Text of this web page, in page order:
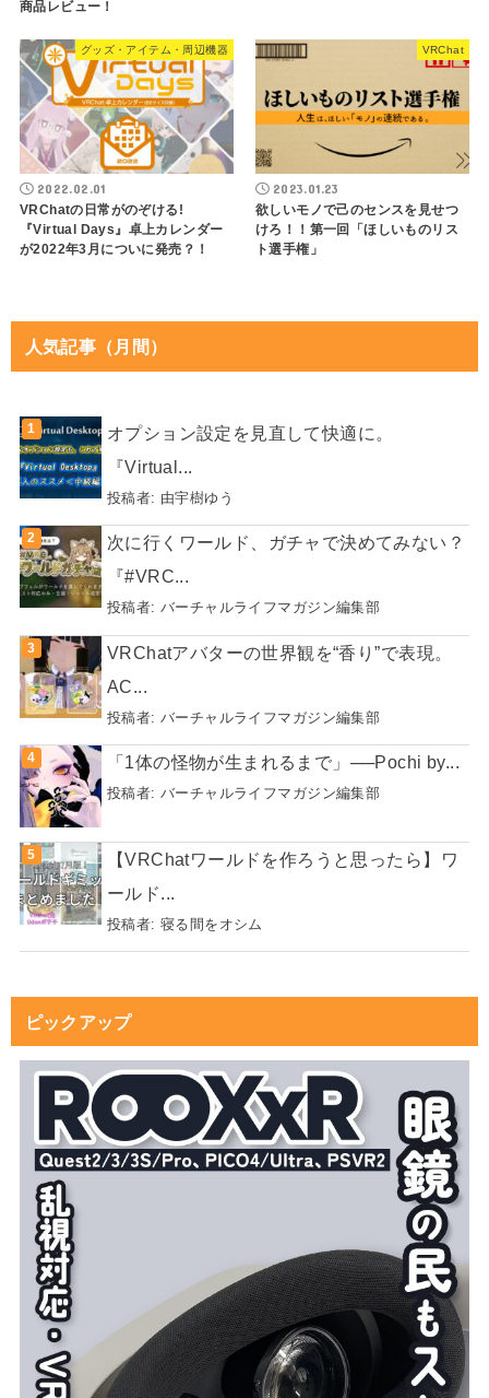
商品レビュー！
グッズ・アイテム・周辺機器
2022.02.01
VRChatの日常がのぞける!
『Virtual Days』卓上カレンダー
が2022年3月についに発売？！
VRChat
2023.01.23
欲しいモノで己のセンスを見せつ
けろ！！第一回「ほしいものリス
ト選手権」
人気記事（月間）
オプション設定を見直して快適に。
『Virtual...
投稿者: 由宇樹ゆう
次に行くワールド、ガチャで決めてみない？
『#VRC...
投稿者: バーチャルライフマガジン編集部
VRChatアバターの世界観を“香り”で表現。
AC...
投稿者: バーチャルライフマガジン編集部
「1体の怪物が生まれるまで」──Pochi by...
投稿者: バーチャルライフマガジン編集部
【VRChatワールドを作ろうと思ったら】ワ
ールド...
投稿者: 寝る間をオシム
ピックアップ